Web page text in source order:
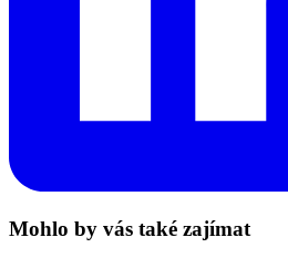
Mohlo by vás také zajímat